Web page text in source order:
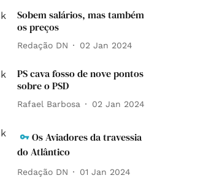
Sobem salários, mas também
os preços
Redação DN 02 Jan 2024
PS cava fosso de nove pontos
sobre o PSD
Rafael Barbosa 02 Jan 2024
Os Aviadores da travessia
do Atlântico
Redação DN 01 Jan 2024